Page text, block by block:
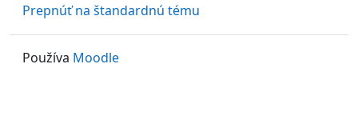
Prepnúť na štandardnú tému
Používa Moodle